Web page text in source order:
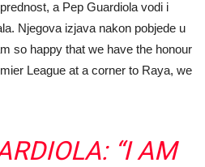
a Pep Guardiola vodi i
Njegova izjava nakon pobjede u
so happy that we have the honour
League at a corner to Raya, we
“I AM